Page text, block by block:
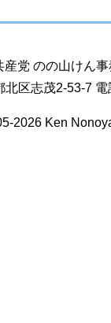
産党 のの山けん
北区志茂2-53-7
2026 Ken